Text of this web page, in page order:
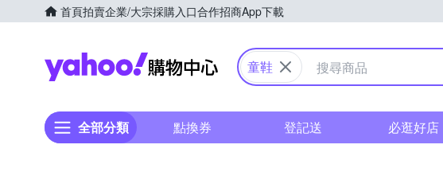
首頁拍賣企業/大宗採購入口合作招商App下載
Yahoo購物中心
童鞋
全部分類 點換券 登記送 必逛好店